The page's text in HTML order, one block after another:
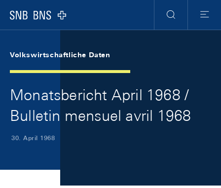
Logo
Suche
Menu
Volkswirtschaftliche Daten
Monatsbericht April 1968 /
Bulletin mensuel avril 1968
30. April 1968